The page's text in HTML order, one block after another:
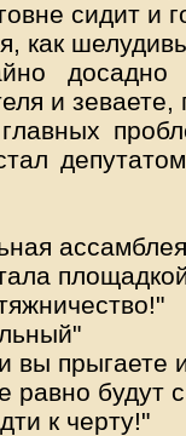
сидит и
как
и зеваете,
вы прыгаете
равно будут
к черту!"